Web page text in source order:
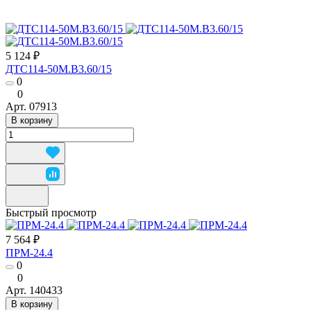
5 124 ₽
ДТС114-50М.В3.60/15
0
0
Арт. 07913
В корзину
Быстрый просмотр
7 564 ₽
ПРМ-24.4
0
0
Арт. 140433
В корзину